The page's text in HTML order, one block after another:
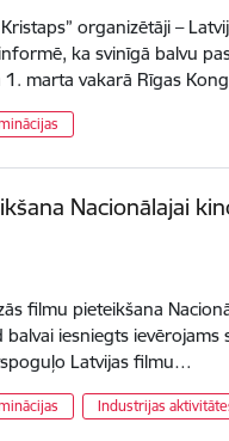
organizētāji –
ka svinīgā balvu
marta vakarā Rīgas
Nacionālajai
filmu pieteikšana
balvai iesniegts ievērojams
Latvijas filmu…
Industrijas